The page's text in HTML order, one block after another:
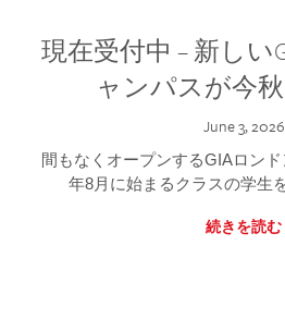
現在受付中 – 新しい
ャンパスが今
June 3, 2026
間もなくオープンするGIAロン
年8月に始まるクラスの学生
続きを読む